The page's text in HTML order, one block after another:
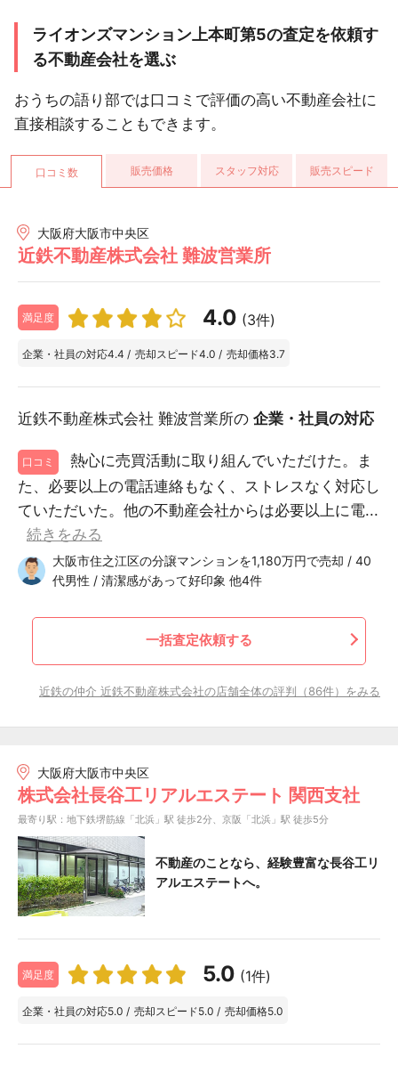
ライオンズマンション上本町第5の査定を依頼す
る不動産会社を選ぶ
おうちの語り部では口コミで評価の高い不動産会社に
直接相談することもできます。
口コミ数 販売価格 スタッフ対応 販売スピード
大阪府大阪市中央区
近鉄不動産株式会社 難波営業所
満足度 4.0 (3件)
企業・社員の対応4.4 / 売却スピード4.0 / 売却価格3.7
近鉄不動産株式会社 難波営業所の 企業・社員の対応
口コミ
熱心に売買活動に取り組んでいただけた。ま
た、必要以上の電話連絡もなく、ストレスなく対応し
ていただいた。他の不動産会社からは必要以上に電...
続きをみる
大阪市住之江区の分譲マンションを1,180万円で売却 / 40
代男性 / 清潔感があって好印象 他4件
一括査定依頼する
近鉄の仲介 近鉄不動産株式会社の店舗全体の評判（86件）をみる
大阪府大阪市中央区
株式会社長谷工リアルエステート 関西支社
最寄り駅：地下鉄堺筋線「北浜」駅 徒歩2分、京阪「北浜」駅 徒歩5分
不動産のことなら、経験豊富な長谷工リ
アルエステートへ。
満足度 5.0 (1件)
企業・社員の対応5.0 / 売却スピード5.0 / 売却価格5.0